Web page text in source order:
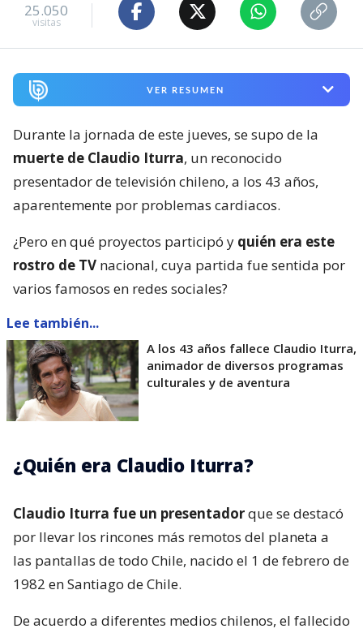
25.050
visitas
VER RESUMEN
Durante la jornada de este jueves, se supo de la
muerte de Claudio Iturra, un reconocido
presentador de televisión chileno, a los 43 años,
aparentemente por problemas cardiacos.
¿Pero en qué proyectos participó y quién era este
rostro de TV nacional, cuya partida fue sentida por
varios famosos en redes sociales?
Lee también...
A los 43 años fallece Claudio Iturra,
animador de diversos programas
culturales y de aventura
¿Quién era Claudio Iturra?
Claudio Iturra fue un presentadorque se destacó
por llevar los rincones más remotos del planeta a
las pantallas de todo Chile, nacido el 1 de febrero de
1982 en Santiago de Chile.
De acuerdo a diferentes medios chilenos, el fallecido